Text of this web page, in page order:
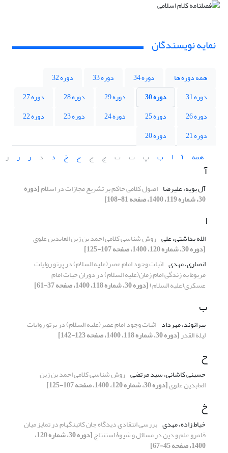
نمایه نویسندگان
همه دوره ها دوره 34 دوره 33
دوره 32
دوره 31
دوره 30 دوره 29 دوره 28
دوره 27
دوره 26
دوره 25 دوره 24 دوره 23
دوره 22
دوره 21
دوره 20
همه
آ ا ب پ ت ث ج چ ح خ د ذ ر ز ژ
آ
آل بویه، علیرضا اصول کلامی حاکم بر تشریع مجازات‌ در اسلام[دوره
30، شماره 119، 1400، صفحه 81-108]
ا
الله بداشتی، علی روش شناسی کلامی احمد بن زین العابدین علوی
[دوره 30، شماره 120، 1400، صفحه 107-125]
انصاری، مهدی اثبات وجود امام عصر(علیه السلام) در پرتو روایات
مربوط به زندگی امام زمان(علیه السلام) در دوران حیات امام
عسکری(علیه السلام)[دوره 30، شماره 118، 1400، صفحه 37-61]
ب
بیرانوند، مهرداد اثبات وجود امام عصر(علیه السلام) در پرتو روایات
لیلة القدر[دوره 30، شماره 118، 1400، صفحه 123-142]
ح
حسینی کاشانی، سید مرتضی روش شناسی کلامی احمد بن زین
العابدین علوی[دوره 30، شماره 120، 1400، صفحه 107-125]
خ
خیاط زاده، مهدی بررسی انتقادی دیدگاه جان کاتینگهام در تمایز میان
قلمرو علم و دین در مسائل و شیوۀ استنتاج [دوره 30، شماره 120،
1400، صفحه 45-67]